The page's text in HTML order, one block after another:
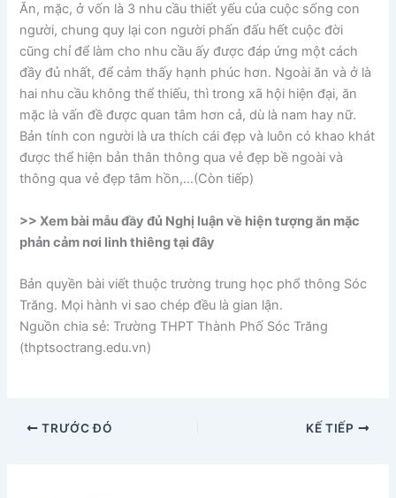
Ăn, mặc, ở vốn là 3 nhu cầu thiết yếu của cuộc sống con
người, chung quy lại con người phấn đấu hết cuộc đời
cũng chỉ để làm cho nhu cầu ấy được đáp ứng một cách
đầy đủ nhất, để cảm thấy hạnh phúc hơn. Ngoài ăn và ở là
hai nhu cầu không thể thiếu, thì trong xã hội hiện đại, ăn
mặc là vấn đề được quan tâm hơn cả, dù là nam hay nữ.
Bản tính con người là ưa thích cái đẹp và luôn có khao khát
được thể hiện bản thân thông qua vẻ đẹp bề ngoài và
thông qua vẻ đẹp tâm hồn,…(Còn tiếp)
>> Xem bài mẫu đầy đủ Nghị luận về hiện tượng ăn mặc
phản cảm nơi linh thiêng tại đây
Bản quyền bài viết thuộc trường trung học phổ thông Sóc
Trăng. Mọi hành vi sao chép đều là gian lận.
Nguồn chia sẻ: Trường THPT Thành Phố Sóc Trăng
(thptsoctrang.edu.vn)
TRƯỚC ĐÓ KẾ TIẾP